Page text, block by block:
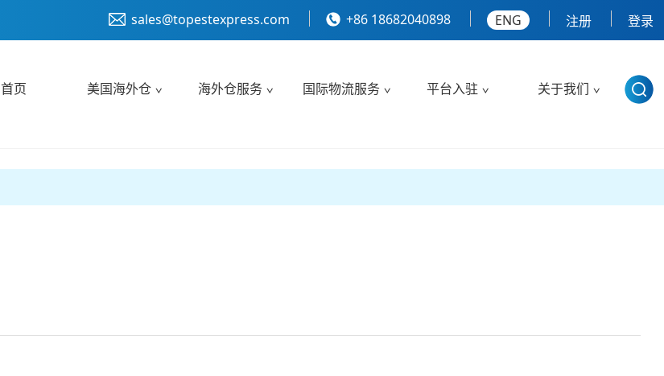
sales@topestexpress.com +86 18682040898 ENG 注册 登录
首页 美国海外仓 海外仓服务 国际物流服务 平台入驻 关于我们